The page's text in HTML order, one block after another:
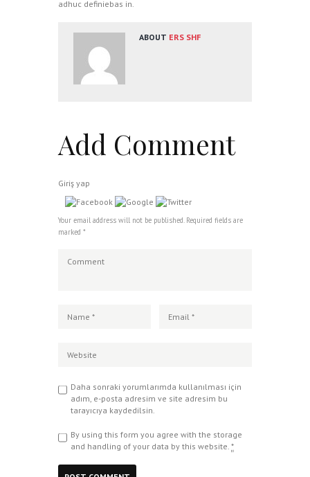
adhuc definiebas in.
ABOUT ERS SHF
Add Comment
Giriş yap
Your email address will not be published. Required fields are
marked *
Daha sonraki yorumlarımda kullanılması için
adım, e-posta adresim ve site adresim bu
tarayıcıya kaydedilsin.
By using this form you agree with the storage
and handling of your data by this website. *